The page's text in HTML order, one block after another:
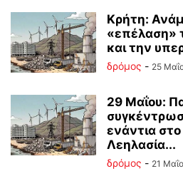
Κρήτη:
«επέλαση»
και την
δρόμος - 25
29 Μαΐου:
ενάντια στο
Λεηλασία...
δρόμος - 21